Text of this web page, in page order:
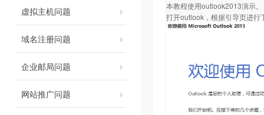
虚拟主机问题
域名注册问题
企业邮局问题
网站推广问题
本教程使用outlook2013演示。
打开outlook，根据引导页进行